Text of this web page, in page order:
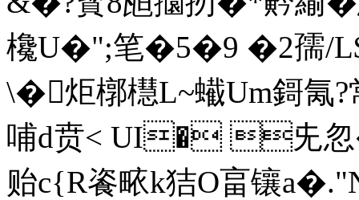
欃U�";笔�5�9 �2孺/
\�炬槨櫘L~蠘Um鎶
哺d贲< UI� 兂忽
贻c{R餈畩k狤O畗镶